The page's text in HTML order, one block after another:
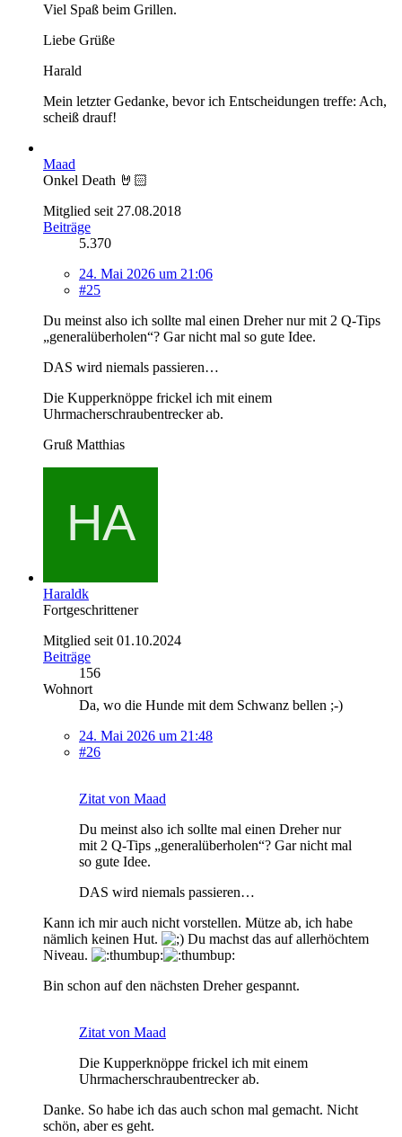
Viel Spaß beim Grillen.
Liebe Grüße
Harald
Mein letzter Gedanke, bevor ich Entscheidungen treffe: Ach,
scheiß drauf!
Maad
Onkel Death 🤘🏻
Mitglied seit 27.08.2018
Beiträge
5.370
24. Mai 2026 um 21:06
#25
Du meinst also ich sollte mal einen Dreher nur mit 2 Q-Tips
„generalüberholen“? Gar nicht mal so gute Idee.
DAS wird niemals passieren…
Die Kupperknöppe frickel ich mit einem
Uhrmacherschraubentrecker ab.
Gruß Matthias
Haraldk
Fortgeschrittener
Mitglied seit 01.10.2024
Beiträge
156
Wohnort
Da, wo die Hunde mit dem Schwanz bellen ;-)
24. Mai 2026 um 21:48
#26
Zitat von Maad
Du meinst also ich sollte mal einen Dreher nur
mit 2 Q-Tips „generalüberholen“? Gar nicht mal
so gute Idee.
DAS wird niemals passieren…
Kann ich mir auch nicht vorstellen. Mütze ab, ich habe
nämlich keinen Hut.
Du machst das auf allerhöchtem
Niveau.
Bin schon auf den nächsten Dreher gespannt.
Zitat von Maad
Die Kupperknöppe frickel ich mit einem
Uhrmacherschraubentrecker ab.
Danke. So habe ich das auch schon mal gemacht. Nicht
schön, aber es geht.